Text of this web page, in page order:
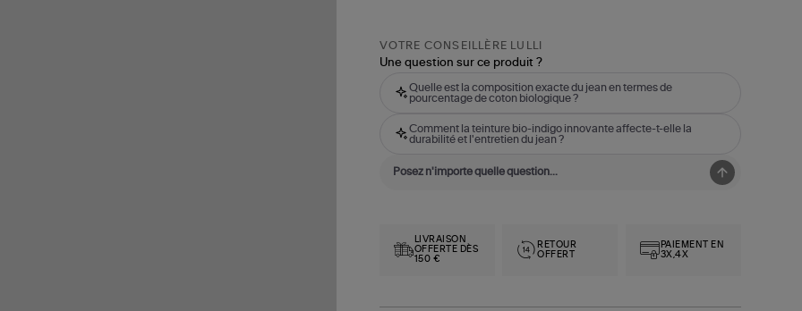
VOTRE CONSEILLÈRE LULLI
Une question sur ce produit ?
Quelle est la composition exacte du jean en termes de
pourcentage de coton biologique ?
Comment la teinture bio-indigo innovante affecte-t-elle la
durabilité et l'entretien du jean ?
LIVRAISON
OFFERTE DÈS
150 €
RETOUR
OFFERT
PAIEMENT EN
3X,4X